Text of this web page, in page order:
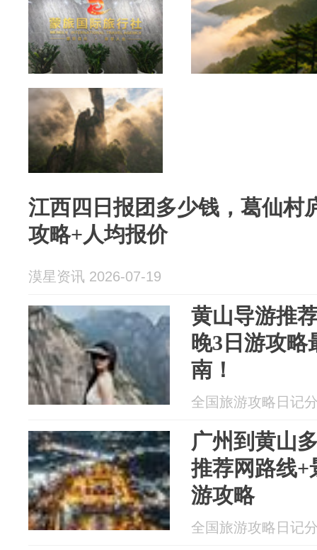
江西四日报团多少钱，葛仙村
攻略+人均报价
漠星资讯 2026-07-19
黄山导游推
晚3日游攻略
南！
全国旅游攻略日记
广州到黄山
推荐网路线+
游攻略
全国旅游攻略日记